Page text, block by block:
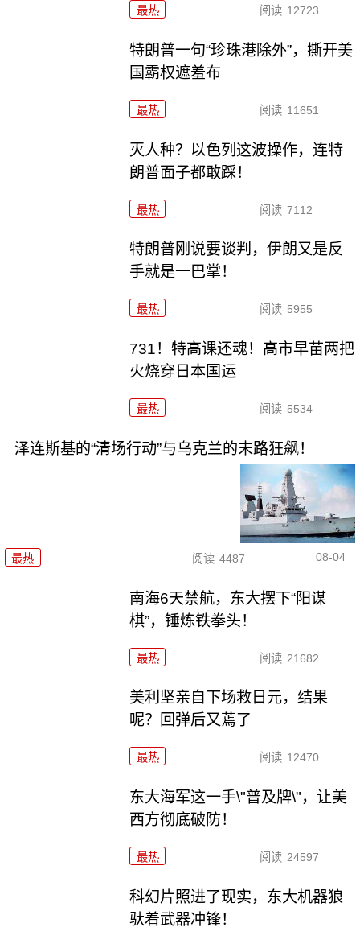
最热 阅读 12723
特朗普一句“珍珠港除外”，撕开美
国霸权遮羞布
最热 阅读 11651
灭人种？以色列这波操作，连特
朗普面子都敢踩！
最热 阅读 7112
特朗普刚说要谈判，伊朗又是反
手就是一巴掌！
最热 阅读 5955
731！特高课还魂！高市早苗两把
火烧穿日本国运
最热 阅读 5534
泽连斯基的“清场行动”与乌克兰的末路狂飙！
最热 阅读 4487 08-04
南海6天禁航，东大摆下“阳谋
棋”，锤炼铁拳头！
最热 阅读 21682
美利坚亲自下场救日元，结果
呢？回弹后又蔫了
最热 阅读 12470
东大海军这一手\"普及牌\"，让美
西方彻底破防！
最热 阅读 24597
科幻片照进了现实，东大机器狼
驮着武器冲锋！